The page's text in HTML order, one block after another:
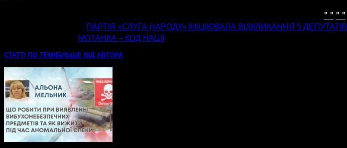
" " " "
ПАРТІЯ «СЛУГА НАРОДУ» ІНІЦІЮВАЛА ВІДКЛИКАННЯ 5 ДЕПУТАТІВ
МОТАНКА – КОД НАЦІЇ
СТАТТІ ПО ТЕМІ БІЛЬШЕ ВІД АВТОРА